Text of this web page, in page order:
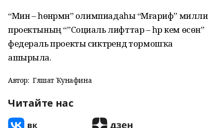
“Мин – һөнәрмән” олимпиадаһы “Мәғариф” милли
проектының “”Социаль лифттар – һәр кем өсөн”
федераль проекты сиктәрендә тормошҡа
ашырыла.
Автор: Гөлшат Ҡунафина
Читайте нас